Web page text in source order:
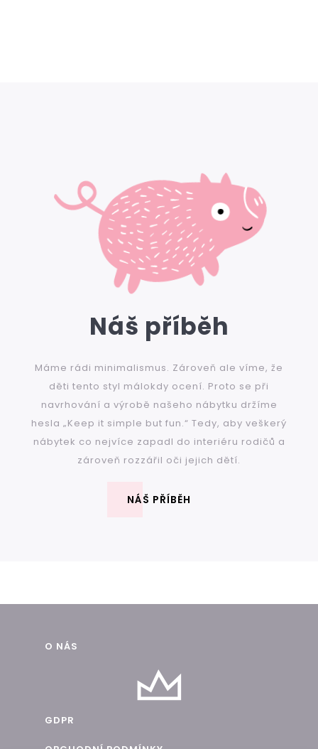
Náš příběh
Máme rádi minimalismus. Zároveň ale víme, že
děti tento styl málokdy ocení. Proto se při
navrhování a výrobě našeho nábytku držíme
hesla „Keep it simple but fun.“ Tedy, aby veškerý
nábytek co nejvíce zapadl do interiéru rodičů a
zároveň rozzářil oči jejich dětí.
NÁŠ PŘÍBĚH
O NÁS
GDPR